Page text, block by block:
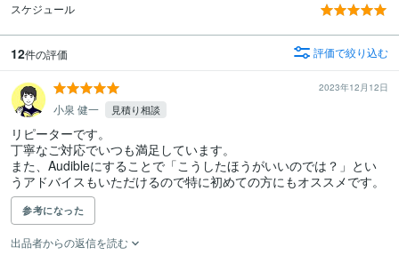
スケジュール
12件の評価 評価で絞り込む
2023年12月12日
小泉 健一 見積り相談
リピーターです。
丁寧なご対応でいつも満足しています。
また、Audibleにすることで「こうしたほうがいいのでは？」とい
うアドバイスもいただけるので特に初めての方にもオススメです。
参考になった
出品者からの返信を読む